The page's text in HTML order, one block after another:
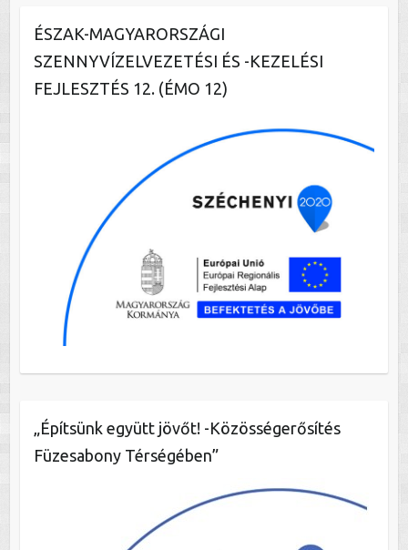
ÉSZAK-MAGYARORSZÁGI
SZENNYVÍZELVEZETÉSI ÉS -KEZELÉSI
FEJLESZTÉS 12. (ÉMO 12)
„Építsünk együtt jövőt! -Közösségerősítés
Füzesabony Térségében”